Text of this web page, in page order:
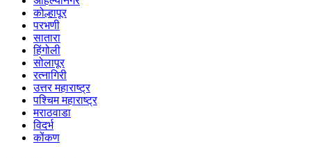
कोल्हापूर
परभणी
सातारा
हिंगोली
सोलापूर
रत्नागिरी
उत्तर महाराष्ट्र
पश्चिम महाराष्ट्र
मराठवाडा
विदर्भ
कोंकण